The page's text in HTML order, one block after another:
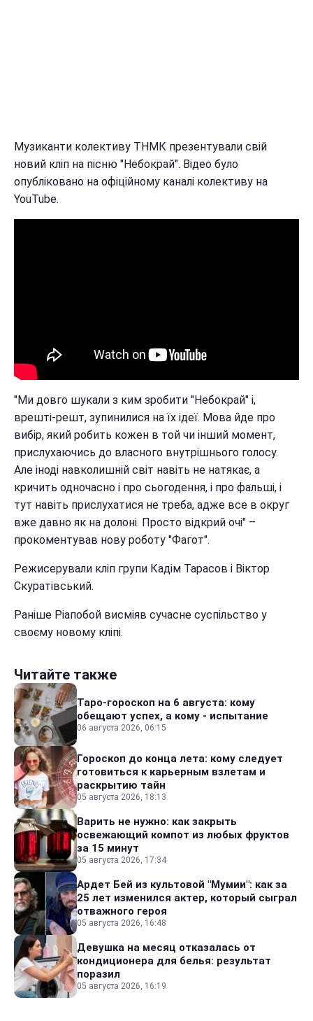
Музиканти колективу ТНМК презентували свій
новий кліп на пісню "Небокрай". Відео було
опубліковано на офіційному каналі колективу на
YouTube.
"Ми довго шукали з ким зробити "Небокрай" і,
врешті-решт, зупинилися на їх ідеї. Мова йде про
вибір, який робить кожен в той чи інший момент,
прислухаючись до власного внутрішнього голосу.
Але іноді навколишній світ навіть не натякає, а
кричить одночасно і про сьогодення, і про фальші, і
тут навіть прислухатися не треба, адже все в округ
вже давно як на долоні. Просто відкрий очі" –
прокоментував нову роботу "Фагот".
Режисерували кліп групи Кадім Тарасов і Віктор
Скуратівський.
Раніше Ріапобой висміяв сучасне суспільство у
своєму новому кліпі.
Читайте также
Таро-гороскоп на 6 августа: кому
обещают успех, а кому - испытание
06 августа 2026, 06:15
Гороскоп до конца лета: кому следует
готовиться к карьерным взлетам и
раскрытию тайн
05 августа 2026, 18:13
Варить не нужно: как закрыть
освежающий компот из любых фруктов
за 15 минут
05 августа 2026, 17:34
Ардет Бей из культовой "Мумии": как за
25 лет изменился актер, который сыграл
отважного героя
05 августа 2026, 16:48
Девушка на месяц отказалась от
кондиционера для белья: результат
поразил
05 августа 2026, 16:19